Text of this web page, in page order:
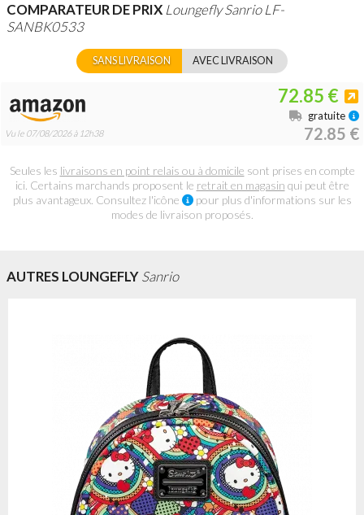
COMPARATEUR DE PRIX Loungefly Sanrio LF-
SANBK0533
SANS LIVRAISON AVEC LIVRAISON
Vu le 07/08/2026 à 12h38
72.85 €
72.85 €
gratuite
Seules les livraisons en point relais ou à domicile sont prises en compte
ici. Certains marchands proposent le retrait en magasin qui peut être
plus avantageux. Consultez l'icône
pour plus d'informations sur les
modes de livraison proposés.
AUTRES LOUNGEFLYSanrio